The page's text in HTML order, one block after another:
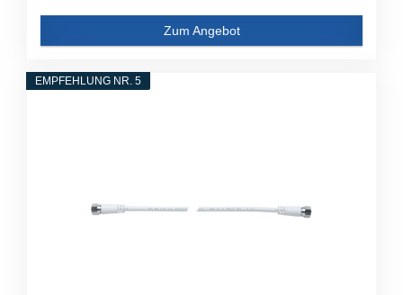
Zum Angebot
EMPFEHLUNG NR. 5